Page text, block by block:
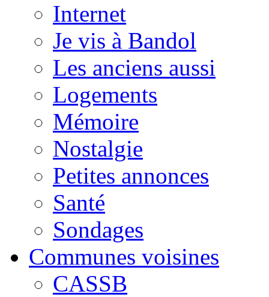
Internet
Je vis à Bandol
Les anciens aussi
Logements
Mémoire
Nostalgie
Petites annonces
Santé
Sondages
Communes voisines
CASSB